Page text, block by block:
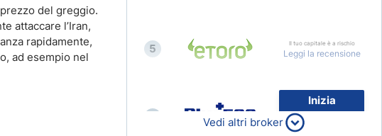
del greggio.
attaccare l’Iran,
rapidamente,
ad esempio nel
5 Il tuo capitale è a rischio
Leggi la recensione
Inizia
80% dei conti al dettaglio di
CFD perdono denaro
Vedi altri broker